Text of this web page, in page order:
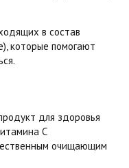
в состав
которые помогают
для здоровья
С
очищающим